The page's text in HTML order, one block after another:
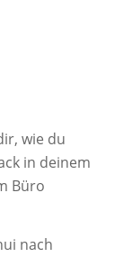
wie du
in deinem
Büro
nach